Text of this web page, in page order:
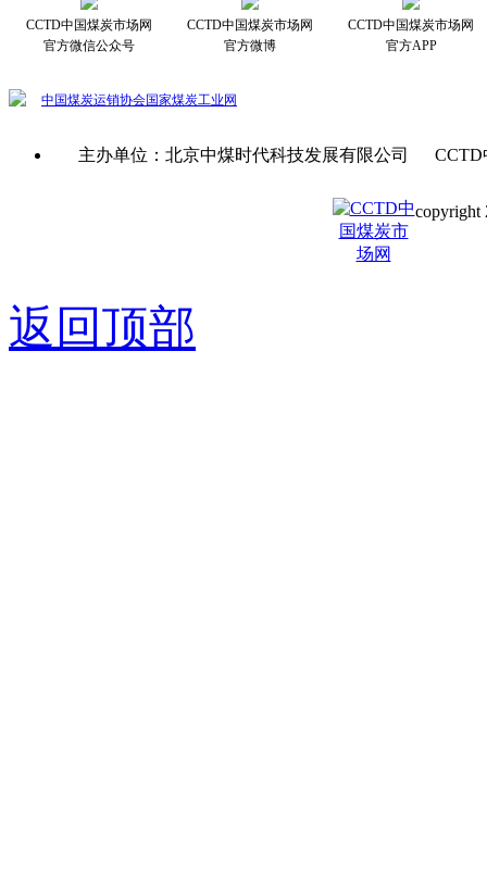
CCTD中国煤炭市场网
官方微信公众号
CCTD中国煤炭市场网
官方微博
CCTD中国煤炭市场网
官方APP
中国煤炭运销协会国家煤炭工业网
主办单位：北京中煤时代科技发展有限公司
copyright
返回顶部